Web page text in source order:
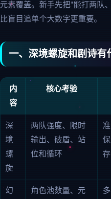
元素覆盖。新手先把"能打两队
比盲目追单个大数字更重要。
一、深境螺旋和剧诗有
内
容
核心考验
深
境
螺
旋
两队强度、限时
输出、破盾、站
位和循环
幻
角色池数量、元